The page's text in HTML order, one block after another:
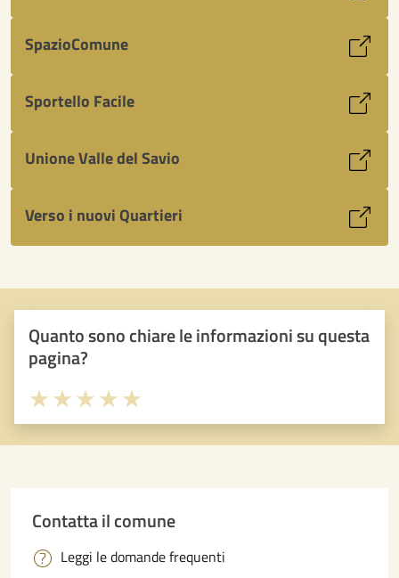
SpazioComune
Sportello Facile
Unione Valle del Savio
Verso i nuovi Quartieri
Quanto sono chiare le informazioni su questa
pagina?
Valuta 5 stelle su 5
Valuta 4 stelle su 5
Valuta 3 stelle su 5
Valuta 2 stelle su 5
Valuta 1 stelle su 5
Contatta il comune
Leggi le domande frequenti